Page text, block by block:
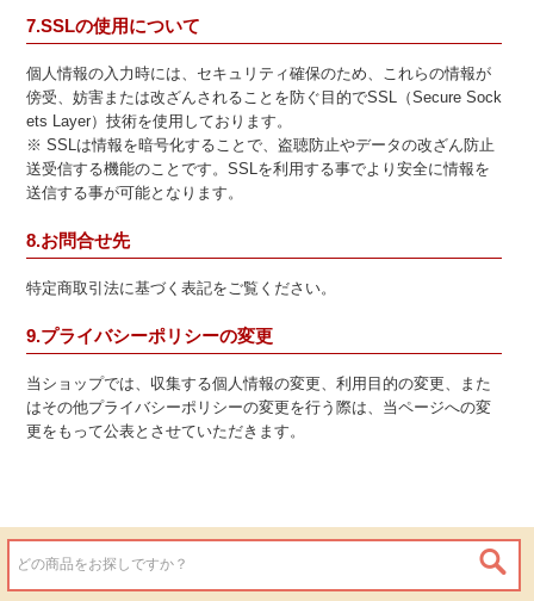
7.SSLの使用について
個人情報の入力時には、セキュリティ確保のため、これらの情報が
傍受、妨害または改ざんされることを防ぐ目的でSSL（Secure Sock
ets Layer）技術を使用しております。
※ SSLは情報を暗号化することで、盗聴防止やデータの改ざん防止
送受信する機能のことです。SSLを利用する事でより安全に情報を
送信する事が可能となります。
8.お問合せ先
特定商取引法に基づく表記をご覧ください。
9.プライバシーポリシーの変更
当ショップでは、収集する個人情報の変更、利用目的の変更、また
はその他プライバシーポリシーの変更を行う際は、当ページへの変
更をもって公表とさせていただきます。